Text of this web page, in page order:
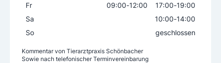
Fr
09:00-12:00 17:00-19:00
Sa
10:00-14:00
So
geschlossen
Kommentar von Tierarztpraxis Schönbacher
Sowie nach telefonischer Terminvereinbarung